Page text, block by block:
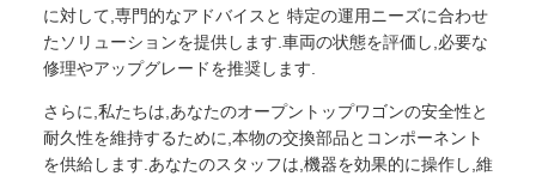
に対して,専門的なアドバイスと 特定の運用ニーズに合わせ
たソリューションを提供します.車両の状態を評価し,必要な
修理やアップグレードを推奨します.
さらに,私たちは,あなたのオープントップワゴンの安全性と
耐久性を維持するために,本物の交換部品とコンポーネント
を供給します.あなたのスタッフは,機器を効果的に操作し,維